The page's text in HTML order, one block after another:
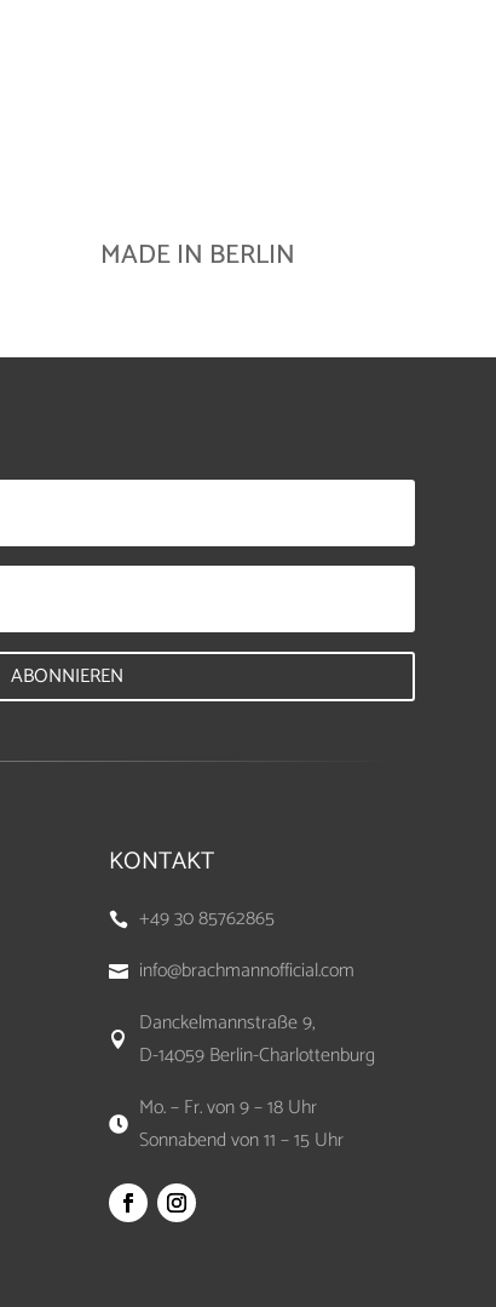
MADE IN BERLIN
ABONNIEREN
KONTAKT
 +49 30 85762865
 info@brachmannofficial.com

Danckelmannstraße 9,
D-14059 Berlin-Charlottenburg

Mo. – Fr. von 9 – 18 Uhr
Sonnabend von 11 – 15 Uhr